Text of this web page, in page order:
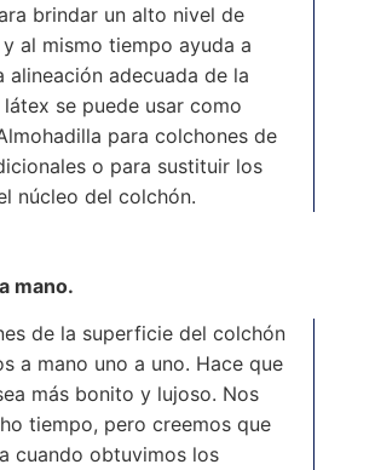
brindar un alto nivel de
al mismo tiempo ayuda a
alineación adecuada de la
se puede usar como
para colchones de
o para sustituir los
núcleo del colchón.
mano.
de la superficie del colchón
a mano uno a uno. Hace que
más bonito y lujoso. Nos
tiempo, pero creemos que
cuando obtuvimos los